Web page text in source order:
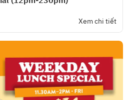
Xem chi tiết